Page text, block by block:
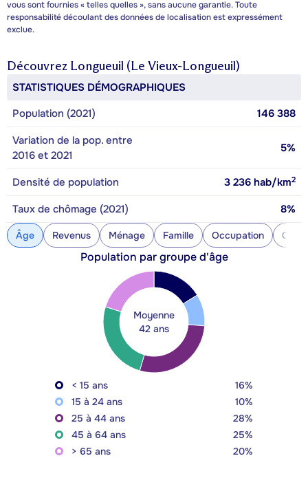
vous sont fournies « telles quelles », sans aucune garantie. Toute
responsabilité découlant des données de localisation est expressément
exclue.
Découvrez Longueuil (Le Vieux-Longueuil)
STATISTIQUES DÉMOGRAPHIQUES
Population (2021)
146 388
Variation de la pop. entre
2016 et 2021
5%
Densité de population 3 236 hab/km2
Taux de chômage (2021) 8%
Âge Revenus Ménage Famille Occupation
Population par groupe d'âge
Moyenne
42 ans
< 15 ans
16%
15 à 24 ans
10%
25 à 44 ans
28%
45 à 64 ans
25%
> 65 ans
20%